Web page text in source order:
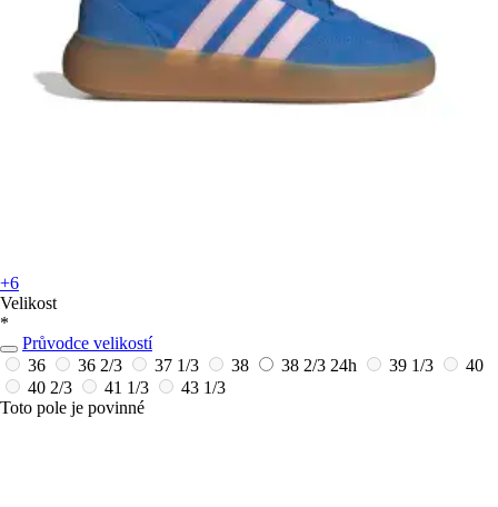
+6
Velikost
*
Průvodce velikostí
36
36 2/3 37 1/3 38 38 2/3 24h 39 1/3
40
40 2/3
41 1/3
43 1/3
Toto pole je povinné